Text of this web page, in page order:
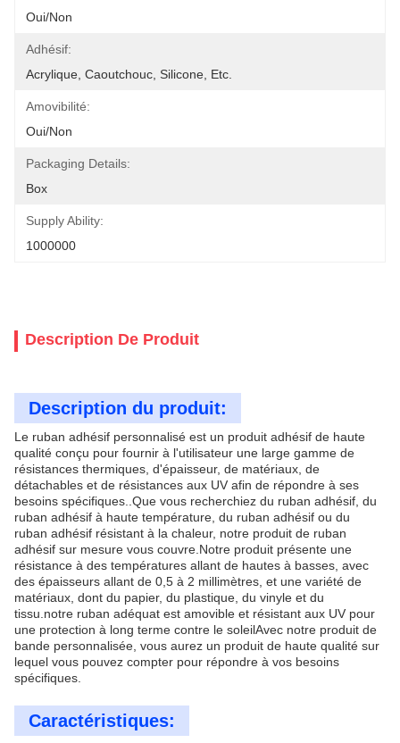
Oui/Non
Adhésif:
Acrylique, Caoutchouc, Silicone, Etc.
Amovibilité:
Oui/Non
Packaging Details:
Box
Supply Ability:
1000000
Description De Produit
Description du produit:
Le ruban adhésif personnalisé est un produit adhésif de haute
qualité conçu pour fournir à l'utilisateur une large gamme de
résistances thermiques, d'épaisseur, de matériaux, de
détachables et de résistances aux UV afin de répondre à ses
besoins spécifiques..Que vous recherchiez du ruban adhésif, du
ruban adhésif à haute température, du ruban adhésif ou du
ruban adhésif résistant à la chaleur, notre produit de ruban
adhésif sur mesure vous couvre.Notre produit présente une
résistance à des températures allant de hautes à basses, avec
des épaisseurs allant de 0,5 à 2 millimètres, et une variété de
matériaux, dont du papier, du plastique, du vinyle et du
tissu.notre ruban adéquat est amovible et résistant aux UV pour
une protection à long terme contre le soleilAvec notre produit de
bande personnalisée, vous aurez un produit de haute qualité sur
lequel vous pouvez compter pour répondre à vos besoins
spécifiques.
Caractéristiques: